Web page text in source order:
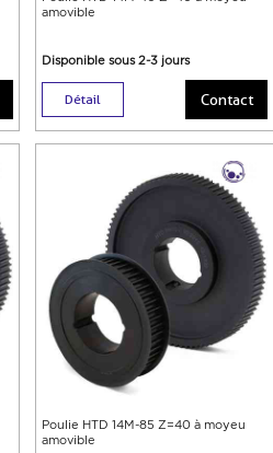
amovible
Disponible sous 2-3 jours
Détail Contact
Poulie HTD 14M-85 Z=40 à moyeu
amovible